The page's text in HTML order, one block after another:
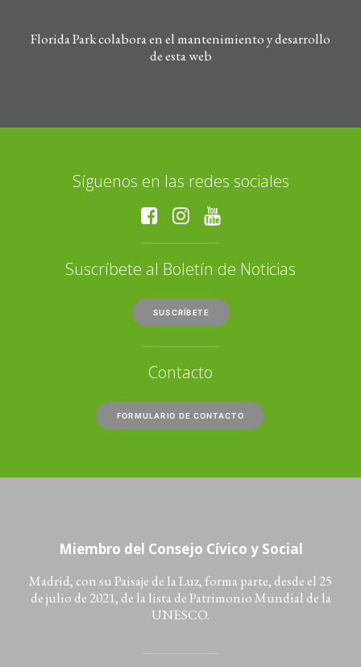
Florida Park colabora en el mantenimiento y desarrollo
de esta web
Síguenos en las redes sociales
Suscríbete al Boletín de Noticias
SUSCRÍBETE
Contacto
FORMULARIO DE CONTACTO
Miembro del Consejo Cívico y Social
Madrid, con su Paisaje de la Luz, forma parte, desde el 25
de julio de 2021, de la lista de Patrimonio Mundial de la
UNESCO.